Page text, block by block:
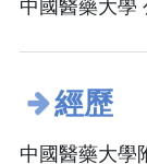
中國醫藥大學
經歷
中國醫藥大學